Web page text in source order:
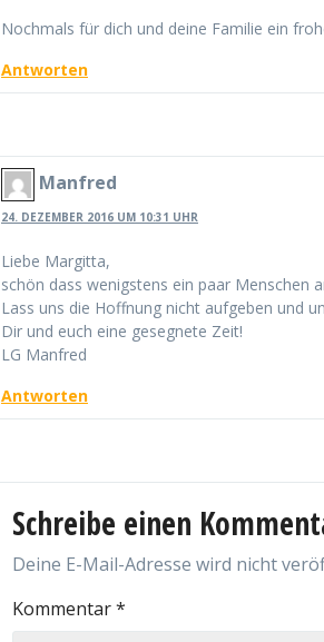
Nochmals für dich und deine Familie ein
Antworten
Manfred
24. DEZEMBER 2016 UM 10:31 UHR
Liebe Margitta,
schön dass wenigstens ein paar Menschen
Lass uns die Hoffnung nicht aufgeben und
Dir und euch eine gesegnete Zeit!
LG Manfred
Antworten
Schreibe einen
Deine E-Mail-Adresse wird nicht
Kommentar*